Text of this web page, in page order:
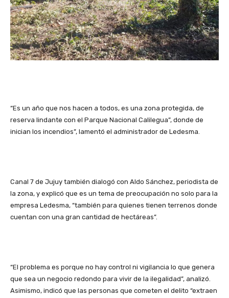
“Es un año que nos hacen a todos, es una zona protegida, de
reserva lindante con el Parque Nacional Calilegua”, donde de
inician los incendios”, lamentó el administrador de Ledesma.
Canal 7 de Jujuy también dialogó con Aldo Sánchez, periodista de
la zona, y explicó que es un tema de preocupación no solo para la
empresa Ledesma, “también para quienes tienen terrenos donde
cuentan con una gran cantidad de hectáreas”.
“El problema es porque no hay control ni vigilancia lo que genera
que sea un negocio redondo para vivir de la ilegalidad”, analizó.
Asimismo, indicó que las personas que cometen el delito “extraen